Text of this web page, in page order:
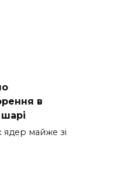
в
ядер майже зі